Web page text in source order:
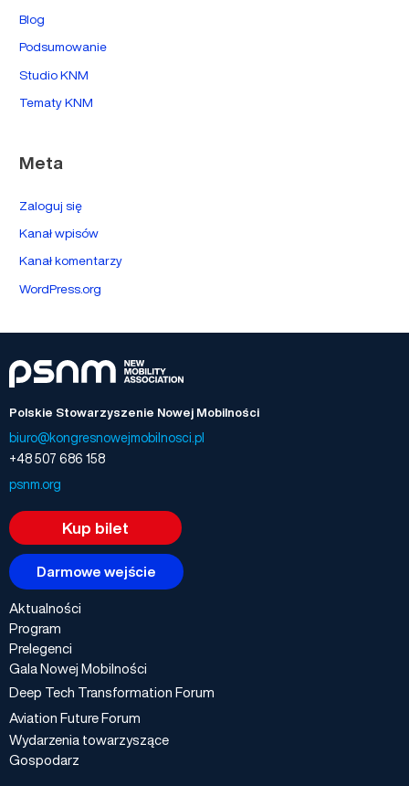
Blog
Podsumowanie
Studio KNM
Tematy KNM
Meta
Zaloguj się
Kanał wpisów
Kanał komentarzy
WordPress.org
Polskie Stowarzyszenie Nowej Mobilności
biuro@kongresnowejmobilnosci.pl
+48 507 686 158
psnm.org
Kup bilet
Darmowe wejście
Aktualności
Program
Prelegenci
Gala Nowej Mobilności
Deep Tech Transformation Forum
Aviation Future Forum
Wydarzenia towarzyszące
Gospodarz